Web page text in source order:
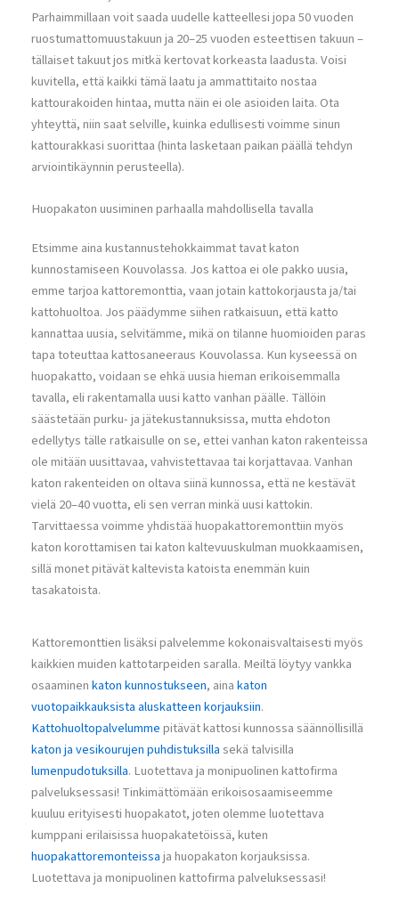
Parhaimmillaan voit saada uudelle katteellesi jopa 50 vuoden
ruostumattomuustakuun ja 20–25 vuoden esteettisen takuun –
tällaiset takuut jos mitkä kertovat korkeasta laadusta. Voisi
kuvitella, että kaikki tämä laatu ja ammattitaito nostaa
kattourakoiden hintaa, mutta näin ei ole asioiden laita. Ota
yhteyttä, niin saat selville, kuinka edullisesti voimme sinun
kattourakkasi suorittaa (hinta lasketaan paikan päällä tehdyn
arviointikäynnin perusteella).
Huopakaton uusiminen parhaalla mahdollisella tavalla
Etsimme aina kustannustehokkaimmat tavat katon
kunnostamiseen Kouvolassa. Jos kattoa ei ole pakko uusia,
emme tarjoa kattoremonttia, vaan jotain kattokorjausta ja/tai
kattohuoltoa. Jos päädymme siihen ratkaisuun, että katto
kannattaa uusia, selvitämme, mikä on tilanne huomioiden paras
tapa toteuttaa kattosaneeraus Kouvolassa. Kun kyseessä on
huopakatto, voidaan se ehkä uusia hieman erikoisemmalla
tavalla, eli rakentamalla uusi katto vanhan päälle. Tällöin
säästetään purku- ja jätekustannuksissa, mutta ehdoton
edellytys tälle ratkaisulle on se, ettei vanhan katon rakenteissa
ole mitään uusittavaa, vahvistettavaa tai korjattavaa. Vanhan
katon rakenteiden on oltava siinä kunnossa, että ne kestävät
vielä 20–40 vuotta, eli sen verran minkä uusi kattokin.
Tarvittaessa voimme yhdistää huopakattoremonttiin myös
katon korottamisen tai katon kaltevuuskulman muokkaamisen,
sillä monet pitävät kaltevista katoista enemmän kuin
tasakatoista.
Kattoremonttien lisäksi palvelemme kokonaisvaltaisesti myös
kaikkien muiden kattotarpeiden saralla. Meiltä löytyy vankka
osaaminenkaton kunnostukseen, ainakaton
vuotopaikkauksistaaluskatteen korjauksiin.
Kattohuoltopalvelummepitävät kattosi kunnossa säännöllisillä
katon ja vesikourujen puhdistuksillasekä talvisilla
lumenpudotuksilla. Luotettava ja monipuolinen kattofirma
palveluksessasi! Tinkimättömään erikoisosaamiseemme
kuuluu erityisesti huopakatot, joten olemme luotettava
kumppani erilaisissa huopakatetöissä, kuten
huopakattoremonteissaja huopakaton korjauksissa.
Luotettava ja monipuolinen kattofirma palveluksessasi!